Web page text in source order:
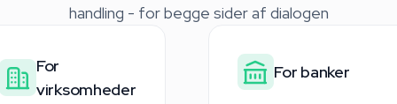
handling - for begge sider af dialogen
For
virksomheder
For banker